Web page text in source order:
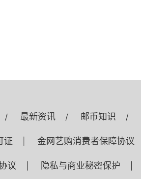
/ 最新资讯 / 邮币知识 /
证 金网艺购消费者保障协议
议 隐私与商业秘密保护